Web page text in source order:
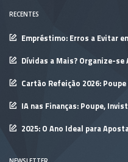
RECENTES
Empréstimo: Erros a Evitar
Dívidas a Mais? Organize-se
Cartão Refeição 2026:
IA nas Finanças: Poupe,
2025: O Ano Ideal para